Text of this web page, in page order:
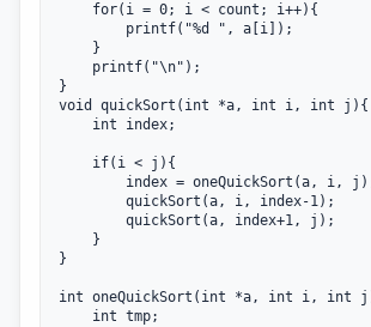
for(i = 0; i < count; i++){
printf("%d ", a[i]);
}
printf("\n");
}
void quickSort(int *a, int i, int j){
int index;
if(i < j){
index = oneQuickSort(a, i,
quickSort(a, i, index-1);
quickSort(a, index+1, j);
}
}
int oneQuickSort(int *a, int i, int
int tmp;